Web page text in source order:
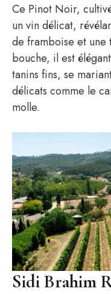
Ce Pinot Noir,
un vin délicat,
de framboise et une
bouche, il est
tanins fins, se
délicats comme le
molle.
Sidi Brahim